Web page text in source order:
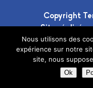
Copyright
Site réalisé
Nous utilisons des
expérience sur notre
site, nous
Ok